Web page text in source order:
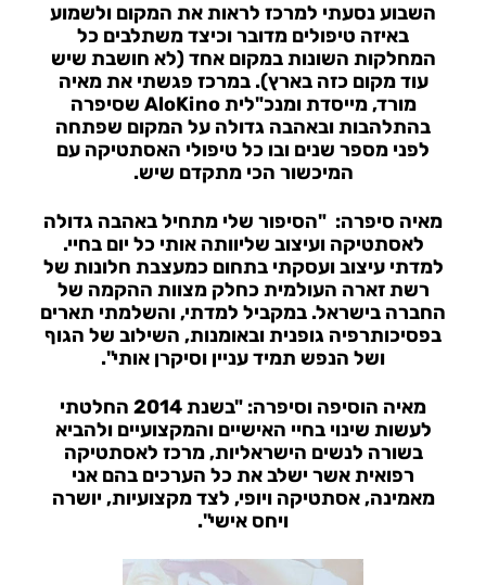
השבוע נסעתי למרכז לראות את המקום ולשמוע
באיזה טיפולים מדובר וכיצד משתלבים כל
המחלקות השונות במקום אחד (לא חושבת שיש
עוד מקום כזה בארץ). במרכז פגשתי אתמאיה
מורד, מייסדת ומנכ"לית AloKino
שסיפרה
בהתלהבות ובאהבה גדולה על המקום שפתחה
לפני מספר שנים ובו כל טיפולי האסתטיקה עם
המיכשור הכי מתקדם שיש.
מאיה סיפרה: "הסיפור שלי מתחיל באהבה גדולה
לאסתטיקה ועיצוב שליוותה אותי כל יום בחיי.
למדתי עיצוב ועסקתי בתחום כמעצבת חלונות של
רשת זארה העולמית כחלק מצוות ההקמה של
החברה בישראל. במקביל למדתי, והשלמתי תארים
בפסיכותרפיה גופנית ובאומנות, השילוב של הגוף
ושל הנפש תמיד עניין וסיקרן אותי".
מאיה הוסיפה וסיפרה:
"בשנת 2014 החלטתי
לעשות שינוי בחיי האישיים והמקצועיים ולהביא
בשורה לנשים הישראליות, מרכז לאסתטיקה
רפואית אשר ישלב את כל הערכים בהם אני
מאמינה, אסתטיקה ויופי, לצד מקצועיות, יושרה
ויחס אישי".